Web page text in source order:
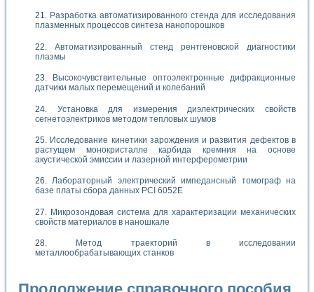
Разработка автоматизированного стенда для исследования
плазменных процессов синтеза нанопорошков
Автоматизированный стенд рентгеновской диагностики
плазмы
Высокочувствительные оптоэлектронные дифракционные
датчики малых перемещений и колебаний
Установка для измерения диэлектрических свойств
сегнетоэлектриков методом тепловых шумов
Исследование кинетики зарождения и развития дефектов в
растущем монокристалле карбида кремния на основе
акустической эмиссии и лазерной интерферометрии
Лабораторный электрический импедансный томограф на
базе платы сбора данных PCI 6052E
Микрозондовая система для характеризации механических
свойств материалов в наношкале
Метод траекторий в исследовании
металлообрабатывающих станков